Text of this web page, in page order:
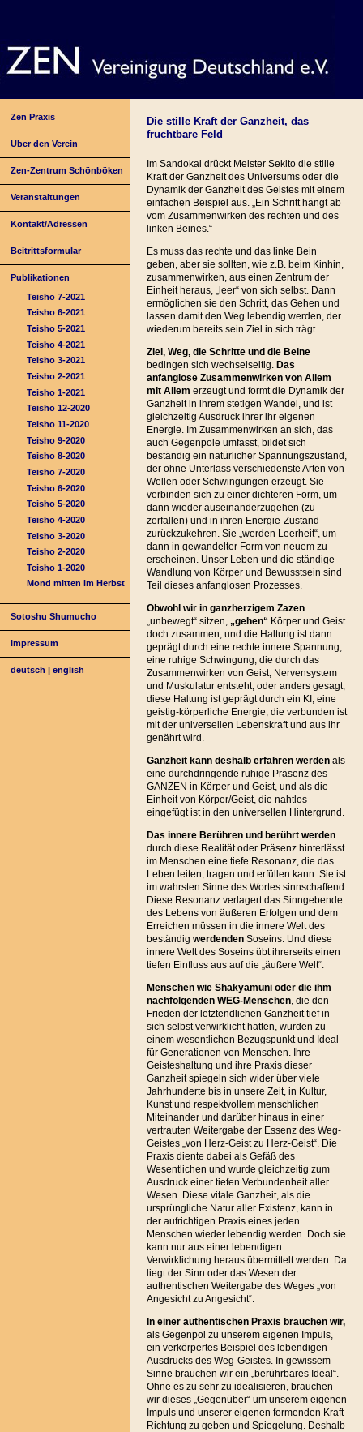
Zen Praxis
Über den Verein
Zen-Zentrum Schönböken
Veranstaltungen
Kontakt/Adressen
Beitrittsformular
Publikationen
Teisho 7-2021
Teisho 6-2021
Teisho 5-2021
Teisho 4-2021
Teisho 3-2021
Teisho 2-2021
Teisho 1-2021
Teisho 12-2020
Teisho 11-2020
Teisho 9-2020
Teisho 8-2020
Teisho 7-2020
Teisho 6-2020
Teisho 5-2020
Teisho 4-2020
Teisho 3-2020
Teisho 2-2020
Teisho 1-2020
Mond mitten im Herbst
Sotoshu Shumucho
Impressum
deutsch |english
Die stille Kraft der Ganzheit, das
fruchtbare Feld
Im Sandokai drückt Meister Sekito die stille
Kraft der Ganzheit des Universums oder die
Dynamik der Ganzheit des Geistes mit einem
einfachen Beispiel aus. „Ein Schritt hängt ab
vom Zusammenwirken des rechten und des
linken Beines.“
Es muss das rechte und das linke Bein
geben, aber sie sollten, wie z.B. beim Kinhin,
zusammenwirken, aus einen Zentrum der
Einheit heraus, „leer“ von sich selbst. Dann
ermöglichen sie den Schritt, das Gehen und
lassen damit den Weg lebendig werden, der
wiederum bereits sein Ziel in sich trägt.
Ziel, Weg, die Schritte und die Beine
bedingen sich wechselseitig.Das
anfanglose Zusammenwirken von Allem
mit Allem erzeugt und formt die Dynamik der
Ganzheit in ihrem stetigen Wandel, und ist
gleichzeitig Ausdruck ihrer ihr eigenen
Energie. Im Zusammenwirken an sich, das
auch Gegenpole umfasst, bildet sich
beständig ein natürlicher Spannungszustand,
der ohne Unterlass verschiedenste Arten von
Wellen oder Schwingungen erzeugt. Sie
verbinden sich zu einer dichteren Form, um
dann wieder auseinanderzugehen (zu
zerfallen) und in ihren Energie-Zustand
zurückzukehren. Sie „werden Leerheit“, um
dann in gewandelter Form von neuem zu
erscheinen. Unser Leben und die ständige
Wandlung von Körper und Bewusstsein sind
Teil dieses anfanglosen Prozesses.
Obwohl wir in ganzherzigem Zazen
„unbewegt“ sitzen, „gehen“ Körper und Geist
doch zusammen, und die Haltung ist dann
geprägt durch eine rechte innere Spannung,
eine ruhige Schwingung, die durch das
Zusammenwirken von Geist, Nervensystem
und Muskulatur entsteht, oder anders gesagt,
diese Haltung ist geprägt durch ein KI, eine
geistig-körperliche Energie, die verbunden ist
mit der universellen Lebenskraft und aus ihr
genährt wird.
Ganzheit kann deshalb erfahren werdenals
eine durchdringende ruhige Präsenz des
GANZEN in Körper und Geist, und als die
Einheit von Körper/Geist, die nahtlos
eingefügt ist in den universellen Hintergrund.
Das innere Berühren und berührt werden
durch diese Realität oder Präsenz hinterlässt
im Menschen eine tiefe Resonanz, die das
Leben leiten, tragen und erfüllen kann. Sie ist
im wahrsten Sinne des Wortes sinnschaffend.
Diese Resonanz verlagert das Sinngebende
des Lebens von äußeren Erfolgen und dem
Erreichen müssen in die innere Welt des
beständig werdendenSoseins. Und diese
innere Welt des Soseins übt ihrerseits einen
tiefen Einfluss aus auf die „äußere Welt“.
Menschen wie Shakyamuni oder die ihm
nachfolgenden WEG-Menschen, die den
Frieden der letztendlichen Ganzheit tief in
sich selbst verwirklicht hatten, wurden zu
einem wesentlichen Bezugspunkt und Ideal
für Generationen von Menschen. Ihre
Geisteshaltung und ihre Praxis dieser
Ganzheit spiegeln sich wider über viele
Jahrhunderte bis in unsere Zeit, in Kultur,
Kunst und respektvollem menschlichen
Miteinander und darüber hinaus in einer
vertrauten Weitergabe der Essenz des Weg-
Geistes „von Herz-Geist zu Herz-Geist“. Die
Praxis diente dabei als Gefäß des
Wesentlichen und wurde gleichzeitig zum
Ausdruck einer tiefen Verbundenheit aller
Wesen. Diese vitale Ganzheit, als die
ursprüngliche Natur aller Existenz, kann in
der aufrichtigen Praxis eines jeden
Menschen wieder lebendig werden. Doch sie
kann nur aus einer lebendigen
Verwirklichung heraus übermittelt werden. Da
liegt der Sinn oder das Wesen der
authentischen Weitergabe des Weges „von
Angesicht zu Angesicht“.
In einer authentischen Praxis brauchen wir,
als Gegenpol zu unserem eigenen Impuls,
ein verkörpertes Beispiel des lebendigen
Ausdrucks des Weg-Geistes. In gewissem
Sinne brauchen wir ein „berührbares Ideal“.
Ohne es zu sehr zu idealisieren, brauchen
wir dieses „Gegenüber“ um unserem eigenen
Impuls und unserer eigenen formenden Kraft
Richtung zu geben und Spiegelung. Deshalb